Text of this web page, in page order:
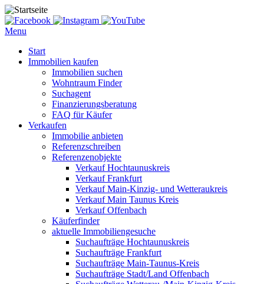
Menu
Start
Immobilien kaufen
Immobilien suchen
Wohntraum Finder
Suchagent
Finanzierungsberatung
FAQ für Käufer
Verkaufen
Immobilie anbieten
Referenzschreiben
Referenzenobjekte
Verkauf Hochtaunuskreis
Verkauf Frankfurt
Verkauf Main-Kinzig- und Wetteraukreis
Verkauf Main Taunus Kreis
Verkauf Offenbach
Käuferfinder
aktuelle Immobiliengesuche
Suchaufträge Hochtaunuskreis
Suchaufträge Frankfurt
Suchaufträge Main-Taunus-Kreis
Suchaufträge Stadt/Land Offenbach